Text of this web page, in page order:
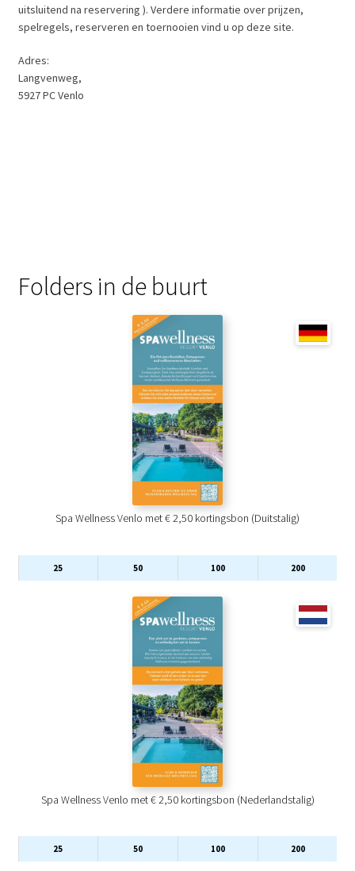
uitsluitend na reservering ). Verdere informatie over prijzen,
spelregels, reserveren en toernooien vind u op deze site.
Adres:
Langvenweg,
5927 PC Venlo
Folders in de buurt
Spa Wellness Venlo met € 2,50 kortingsbon (Duitstalig)
25 50 100 200
Spa Wellness Venlo met € 2,50 kortingsbon (Nederlandstalig)
25 50 100 200